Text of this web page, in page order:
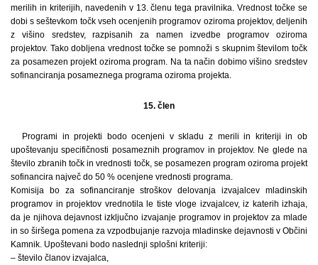
merilih in kriterijih, navedenih v 13. členu tega pravilnika. Vrednost točke se
dobi s seštevkom točk vseh ocenjenih programov oziroma projektov, deljenih
z višino sredstev, razpisanih za namen izvedbe programov oziroma
projektov. Tako dobljena vrednost točke se pomnoži s skupnim številom točk
za posamezen projekt oziroma program. Na ta način dobimo višino sredstev
sofinanciranja posameznega programa oziroma projekta.
15. člen
Programi in projekti bodo ocenjeni v skladu z merili in kriteriji in ob
upoštevanju specifičnosti posameznih programov in projektov. Ne glede na
število zbranih točk in vrednosti točk, se posamezen program oziroma projekt
sofinancira največ do 50 % ocenjene vrednosti programa.
Komisija bo za sofinanciranje stroškov delovanja izvajalcev mladinskih
programov in projektov vrednotila le tiste vloge izvajalcev, iz katerih izhaja,
da je njihova dejavnost izključno izvajanje programov in projektov za mlade
in so širšega pomena za vzpodbujanje razvoja mladinske dejavnosti v Občini
Kamnik. Upoštevani bodo naslednji splošni kriteriji:
– število članov izvajalca,